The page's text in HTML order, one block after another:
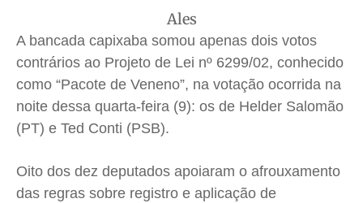
Quem Somos
Expediente
Contato
Termos de Uso
Privacidade
Quem Somos
Expediente
Contato
Termos de Uso
Privacidade
Quem Somos
Expediente
Contato
Termos de Uso
Privacidade
Quem Somos
Expediente
Contato
Termos de Uso
Privacidade
Ales
A bancada capixaba somou apenas dois votos
contrários ao Projeto de Lei nº 6299/02, conhecido
como “Pacote de Veneno”, na votação ocorrida na
noite dessa quarta-feira (9): os de Helder Salomão
(PT) e Ted Conti (PSB).
Oito dos dez deputados apoiaram o afrouxamento
das regras sobre registro e aplicação de